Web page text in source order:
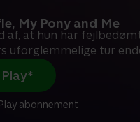
My Pony and Me
af, at hun har
uforglemmelige tur
abonnement